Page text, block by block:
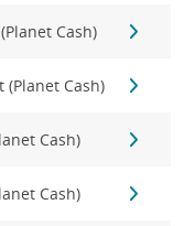
Cash)
(Planet Cash)
Cash)
Cash)